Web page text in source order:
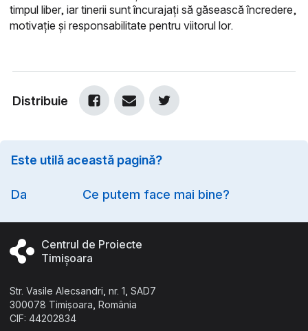
timpul liber, iar tinerii sunt încurajați să găsească încredere,
motivaţie și responsabilitate pentru viitorul lor.
Distribuie
Este utilă această pagină?
Da Ce putem face mai bine?
Centrul de Proiecte
Timișoara
Str. Vasile Alecsandri, nr. 1, SAD7
300078 Timișoara, România
CIF: 44202834